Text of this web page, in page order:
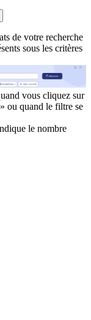
de votre recherche
sous les critères
vous cliquez sur
ou quand le filtre se
le nombre